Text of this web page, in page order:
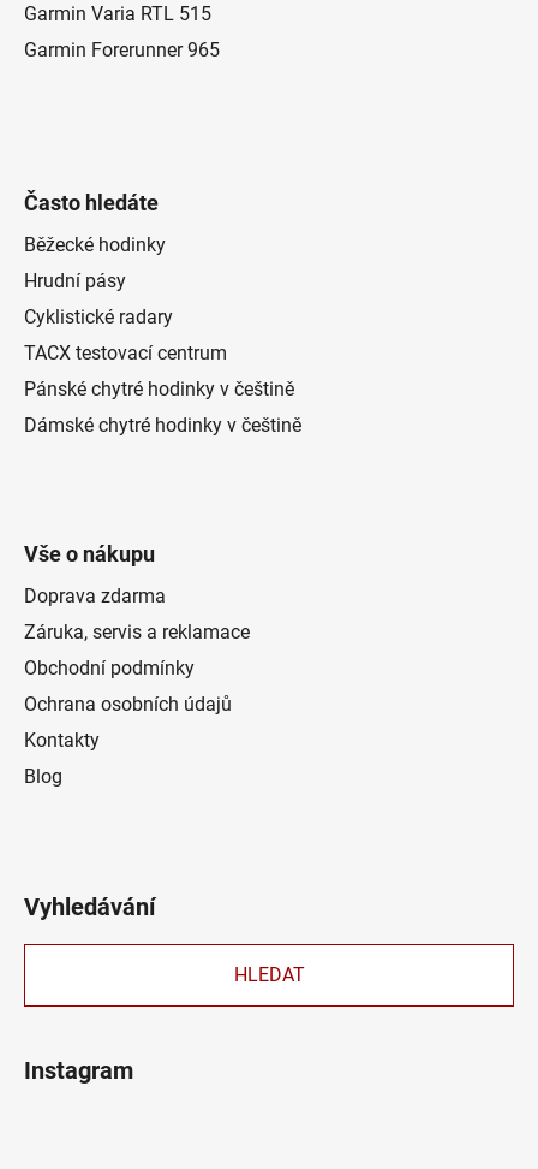
Garmin Varia RTL 515
Garmin Forerunner 965
Často hledáte
Běžecké hodinky
Hrudní pásy
Cyklistické radary
TACX testovací centrum
Pánské chytré hodinky v češtině
Dámské chytré hodinky v češtině
Vše o nákupu
Doprava zdarma
Záruka, servis a reklamace
Obchodní podmínky
Ochrana osobních údajů
Kontakty
Blog
Vyhledávání
HLEDAT
Instagram